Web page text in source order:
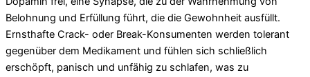
Belohnung und Erfüllung führt, die die Gewohnheit ausfüllt.
Ernsthafte Crack- oder Break-Konsumenten werden tolerant
gegenüber dem Medikament und fühlen sich schließlich
erschöpft, panisch und unfähig zu schlafen, was zu